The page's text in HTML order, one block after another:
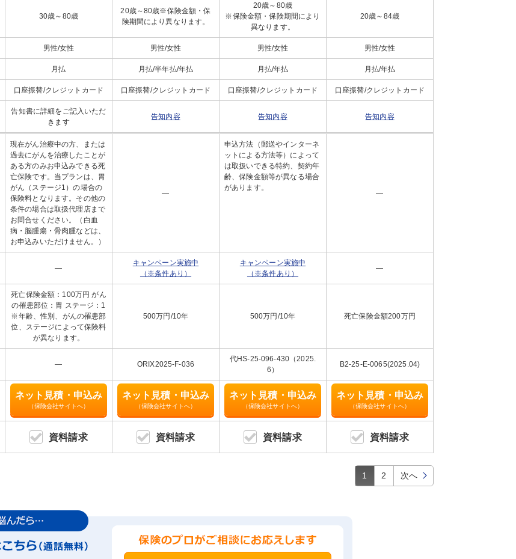
30歳～80歳
20歳～80歳※保険金額・保
険期間により異なります。
20歳～80歳
※保険金額・保険期間により
異なります。
20歳～84歳
男性/女性 男性/女性 男性/女性 男性/女性
月払 月払/半年払/年払 月払/年払 月払/年払
口座振替/クレジットカード 口座振替/クレジットカード 口座振替/クレジットカード 口座振替/クレジットカード
告知書に詳細をご記入いただ
きます
告知内容 告知内容 告知内容
現在がん治療中の方、または
過去にがんを治療したことが
ある方のみお申込みできる死
亡保険です。当プランは、胃
がん（ステージ1）の場合の
保険料となります。その他の
条件の場合は取扱代理店まで
お問合せください。（白血
病・脳腫瘍・骨肉腫などは、
お申込みいただけません。）
―
申込方法（郵送やインターネ
ットによる方法等）によって
は取扱いできる特約、契約年
齢、保険金額等が異なる場合
があります。
―
―
キャンペーン実施中
（※条件あり）
キャンペーン実施中
（※条件あり）
―
死亡保険金額：100万円 がん
の罹患部位：胃 ステージ：1
※年齢、性別、がんの罹患部
位、ステージによって保険料
が異なります。
500万円/10年 500万円/10年 死亡保険金額200万円
― ORIX2025-F-036
代HS-25-096-430（2025.
6）
B2-25-E-0065(2025.04)
ネット見積・申込み
（保険会社サイトへ）
ネット見積・申込み
（保険会社サイトへ）
ネット見積・申込み
（保険会社サイトへ）
ネット見積・申込み
（保険会社サイトへ）
資料請求 資料請求 資料請求 資料請求
1 2 次へ